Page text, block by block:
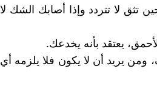
تثق لا تتردد وإذا أصابك الشك لا
ومن يريد أن لا يكون فلا يلزمه أي